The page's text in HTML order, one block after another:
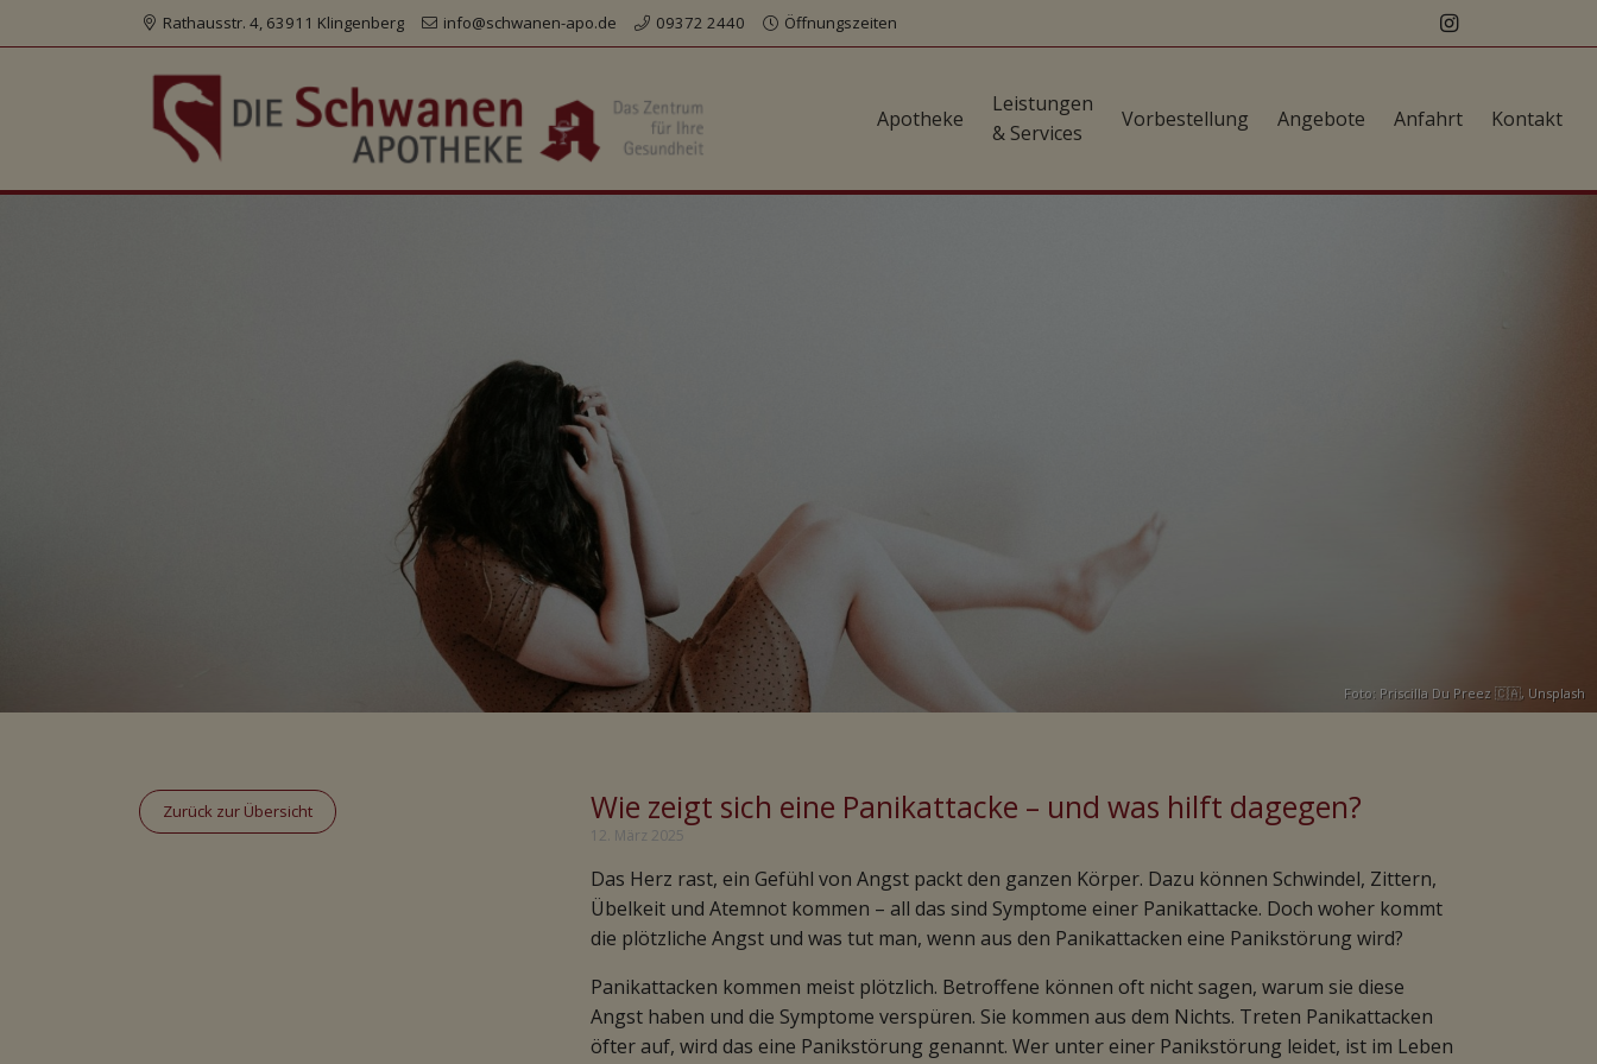
Rathausstr. 4, 63911 Klingenberg info@schwanen-apo.de 09372 2440 Öffnungszeiten
Apotheke
Leistungen
& Services
Vorbestellung Angebote Anfahrt Kontakt
Foto: Priscilla Du Preez 🇨🇦, Unsplash
Zurück zur Übersicht Wie zeigt sich eine Panikattacke – und was hilft dagegen?
12. März 2025
Das Herz rast, ein Gefühl von Angst packt den ganzen Körper. Dazu können Schwindel, Zittern,
Übelkeit und Atemnot kommen – all das sind Symptome einer Panikattacke. Doch woher kommt
die plötzliche Angst und was tut man, wenn aus den Panikattacken eine Panikstörung wird?
Panikattacken kommen meist plötzlich. Betroffene können oft nicht sagen, warum sie diese
Angst haben und die Symptome verspüren. Sie kommen aus dem Nichts. Treten Panikattacken
öfter auf, wird das eine Panikstörung genannt. Wer unter einer Panikstörung leidet, ist im Leben